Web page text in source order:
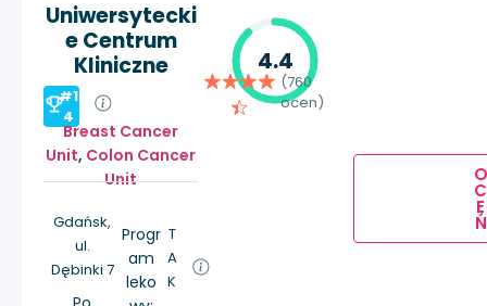
Uniwersytecki
e Centrum
Kliniczne
#1
4
Breast Cancer
Unit, Colon Cancer
Unit
Gdańsk,
ul.
Dębinki 7
Progr
am
leko
T
A
K
4.4
(760
ocen)
O
C
E
Ń